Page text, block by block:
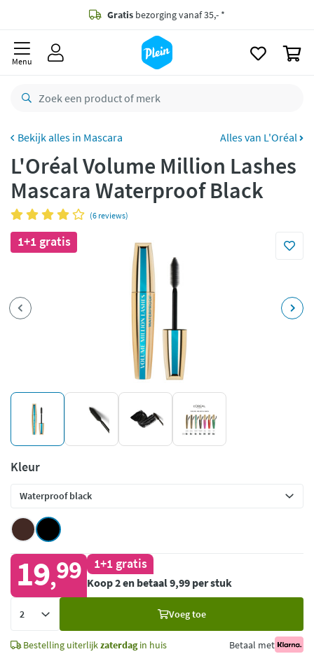
Gratis bezorging vanaf 35,- *
Bestelling uiterlijkzaterdag
retourneren
Betaal met Klarna
Menu
Mascara Alles van L'Oréal
L'Oréal Volume Million Lashes
Mascara Waterproof Black
(6 reviews)
1+1 gratis
Kleur
19,99 1+1 gratis
Koop 2 en betaal 9,99 per stuk
Voeg toe
Bestelling uiterlijkzaterdagin huis Betaal met